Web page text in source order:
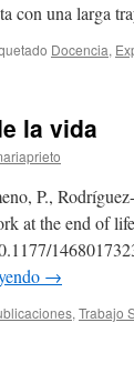
con una larga
Docencia,
la vida
P.,
at the end of
→
, Trabajo